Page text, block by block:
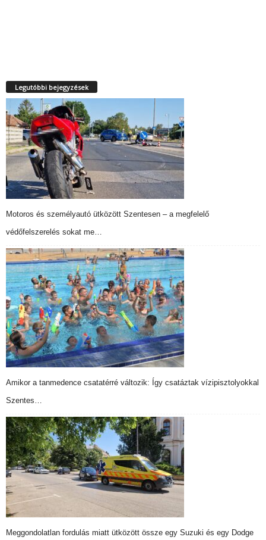
Legutóbbi bejegyzések
Motoros és személyautó ütközött Szentesen – a megfelelő
védőfelszerelés sokat me…
Amikor a tanmedence csatatérré változik: Így csatáztak vízipisztolyokkal
Szentes…
Meggondolatlan fordulás miatt ütközött össze egy Suzuki és egy Dodge